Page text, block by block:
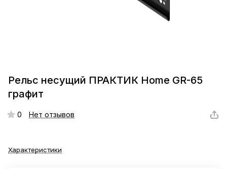
Рельс несущий ПРАКТИК Home GR-65
графит
0 Нет отзывов
Характеристики